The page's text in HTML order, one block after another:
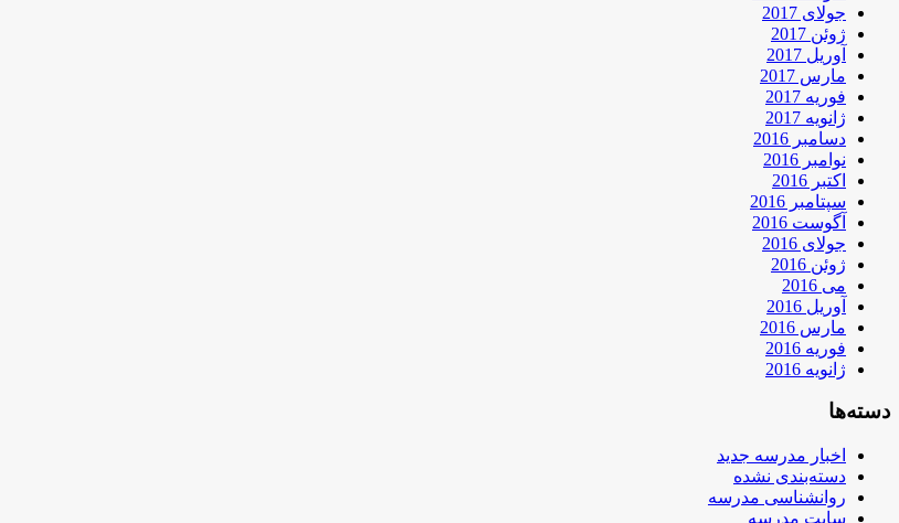
جولای 2017
ژوئن 2017
آوریل 2017
مارس 2017
فوریه 2017
ژانویه 2017
دسامبر 2016
نوامبر 2016
اکتبر 2016
سپتامبر 2016
آگوست 2016
جولای 2016
ژوئن 2016
می 2016
آوریل 2016
مارس 2016
فوریه 2016
ژانویه 2016
دسته‌ها
اخبار مدرسه جدید
دسته‌بندی نشده
روانشناسی مدرسه
سایت مدرسه